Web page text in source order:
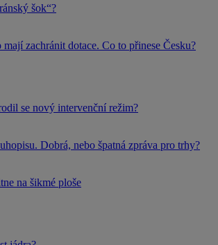
šok“?
zachránit dotace. Co to přinese Česku?
se nový intervenční režim?
Dobrá, nebo špatná zpráva pro trhy?
na šikmé ploše